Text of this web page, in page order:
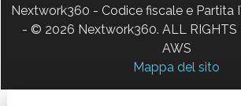
Nextwork360 - Codice fiscale e Partita
- © 2026 Nextwork360. ALL RIGHTS
AWS
Mappa del sito